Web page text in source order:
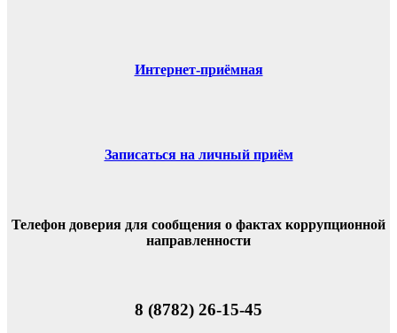
Интернет-приёмная
Записаться на личный приём
Телефон доверия для сообщения о фактах коррупционной
направленности
8 (8782) 26-15-45